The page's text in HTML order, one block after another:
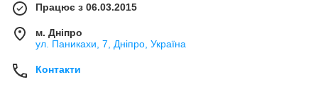
Працює з 06.03.2015
м. Дніпро
ул. Паникахи, 7, Дніпро, Україна
Контакти